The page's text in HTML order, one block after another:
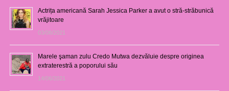
Actrița americană Sarah Jessica Parker a avut o stră-străbunică
vrăjitoare
03/08/2021
Marele şaman zulu Credo Mutwa dezvăluie despre originea
extraterestră a poporului său
14/06/2021